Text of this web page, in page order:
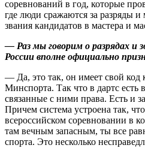
соревнований в год, которые
где люди сражаются за разряды и
звания ­кандидатов в мастера и
— Раз мы говорим о разрядах и
России вполне официально
— Да, это так, он имеет свой код
Минспорта. Так что в дартс есть
связанные с ними права. Есть и
Причем система устроена так,
всероссийском соревновании в
там вечным запасным, ты все
спорта. Это несколько